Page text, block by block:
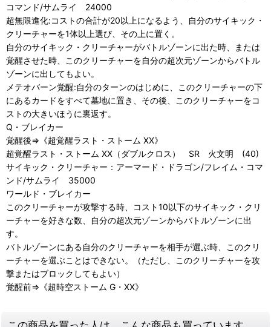
コマンド/サムライ 24000
超無限進化:コストの合計が20以上になるよう、自分のサイキック・
クリーチャーを1体以上選び、その上に置く。
自分のサイキック・クリーチャーがバトルゾーンに出た時、または
覚醒させた時、このクリーチャーを自分の超次元ゾーンからバトル
ゾーンに出してもよい。
メテオバーン覚醒:自分のターンのはじめに、このクリーチャーの下
にあるカードをすべて墓地に置き、その後、このクリーチャーをコ
ストの大きいほうに裏返す。
Q・ブレイカー
覚醒後⇒《超覚醒ラスト・ストーム XX》
超覚醒ラスト・ストーム XX（ダブルクロス） SR 火文明 (40)
サイキック・クリーチャー：アーマード・ドラゴン/フレイム・コマ
ンド/サムライ 35000
ワールド・ブレイカー
このクリーチャーが攻撃する時、コスト10以下のサイキック・クリ
ーチャーを好きな数、自分の超次元ゾーンからバトルゾーンに出
す。
バトルゾーンにある自分のクリーチャーを相手が選ぶ時、このクリ
ーチャーを選ぶことはできない。（ただし、このクリーチャーを攻
撃またはブロックしてもよい）
覚醒前⇒《超時空ストーム G・XX》